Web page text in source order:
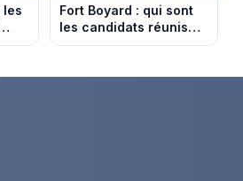
les
Fort Boyard : qui sont
les candidats réunis
par Cyril Féraud ce